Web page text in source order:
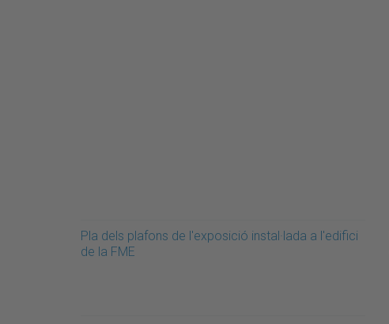
Pla dels plafons de l'exposició instal·lada a l'edifici
de la FME